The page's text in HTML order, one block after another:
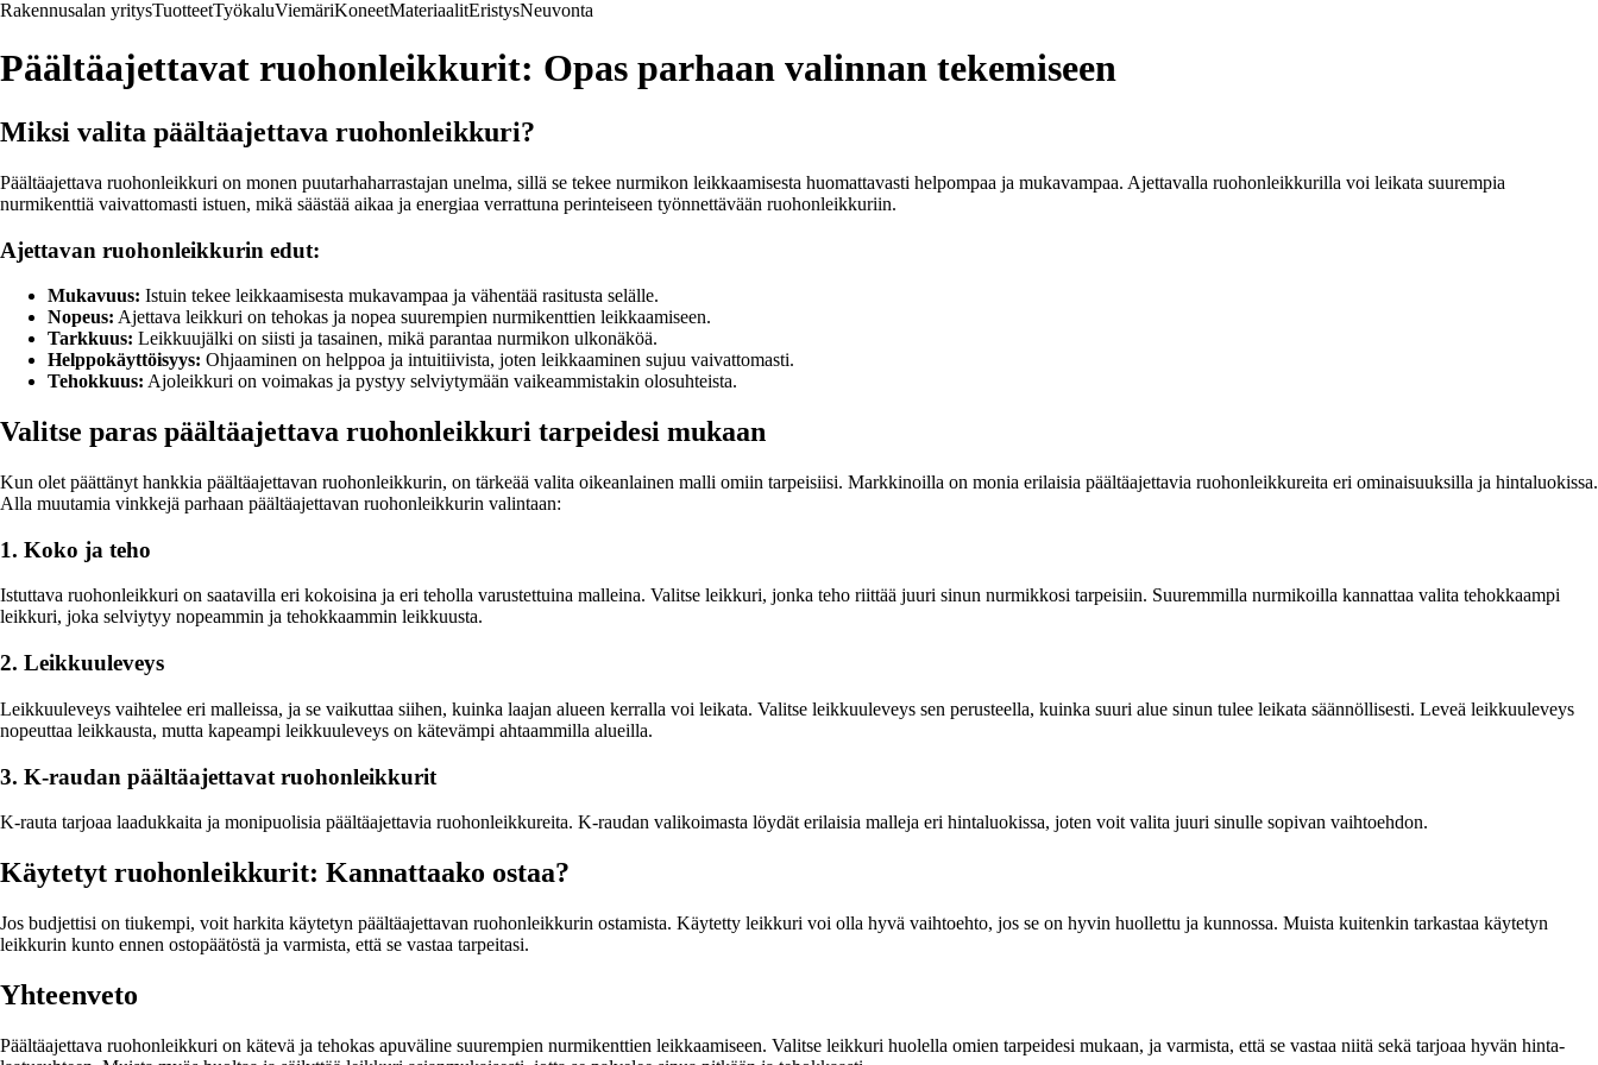
Rakennusalan yritysTuotteetTyökaluViemäriKoneetMateriaalitEristysNeuvonta
Päältäajettavat ruohonleikkurit: Opas parhaan valinnan tekemiseen
Miksi valita päältäajettava ruohonleikkuri?
Päältäajettava ruohonleikkuri on monen puutarhaharrastajan unelma, sillä se tekee nurmikon leikkaamisesta huomattavasti helpompaa ja mukavampaa. Ajettavalla ruohonleikkurilla voi leikata suurempia
nurmikenttiä vaivattomasti istuen, mikä säästää aikaa ja energiaa verrattuna perinteiseen työnnettävään ruohonleikkuriin.
Ajettavan ruohonleikkurin edut:
Mukavuus: Istuin tekee leikkaamisesta mukavampaa ja vähentää rasitusta selälle.
Nopeus: Ajettava leikkuri on tehokas ja nopea suurempien nurmikenttien leikkaamiseen.
Tarkkuus: Leikkuujälki on siisti ja tasainen, mikä parantaa nurmikon ulkonäköä.
Helppokäyttöisyys: Ohjaaminen on helppoa ja intuitiivista, joten leikkaaminen sujuu vaivattomasti.
Tehokkuus: Ajoleikkuri on voimakas ja pystyy selviytymään vaikeammistakin olosuhteista.
Valitse paras päältäajettava ruohonleikkuri tarpeidesi mukaan
Kun olet päättänyt hankkia päältäajettavan ruohonleikkurin, on tärkeää valita oikeanlainen malli omiin tarpeisiisi. Markkinoilla on monia erilaisia päältäajettavia ruohonleikkureita eri ominaisuuksilla ja hintaluokissa.
Alla muutamia vinkkejä parhaan päältäajettavan ruohonleikkurin valintaan:
1. Koko ja teho
Istuttava ruohonleikkuri on saatavilla eri kokoisina ja eri teholla varustettuina malleina. Valitse leikkuri, jonka teho riittää juuri sinun nurmikkosi tarpeisiin. Suuremmilla nurmikoilla kannattaa valita tehokkaampi
leikkuri, joka selviytyy nopeammin ja tehokkaammin leikkuusta.
2. Leikkuuleveys
Leikkuuleveys vaihtelee eri malleissa, ja se vaikuttaa siihen, kuinka laajan alueen kerralla voi leikata. Valitse leikkuuleveys sen perusteella, kuinka suuri alue sinun tulee leikata säännöllisesti. Leveä leikkuuleveys
nopeuttaa leikkausta, mutta kapeampi leikkuuleveys on kätevämpi ahtaammilla alueilla.
3. K-raudan päältäajettavat ruohonleikkurit
K-rauta tarjoaa laadukkaita ja monipuolisia päältäajettavia ruohonleikkureita. K-raudan valikoimasta löydät erilaisia malleja eri hintaluokissa, joten voit valita juuri sinulle sopivan vaihtoehdon.
Käytetyt ruohonleikkurit: Kannattaako ostaa?
Jos budjettisi on tiukempi, voit harkita käytetyn päältäajettavan ruohonleikkurin ostamista. Käytetty leikkuri voi olla hyvä vaihtoehto, jos se on hyvin huollettu ja kunnossa. Muista kuitenkin tarkastaa käytetyn
leikkurin kunto ennen ostopäätöstä ja varmista, että se vastaa tarpeitasi.
Yhteenveto
Päältäajettava ruohonleikkuri on kätevä ja tehokas apuväline suurempien nurmikenttien leikkaamiseen. Valitse leikkuri huolella omien tarpeidesi mukaan, ja varmista, että se vastaa niitä sekä tarjoaa hyvän hinta-